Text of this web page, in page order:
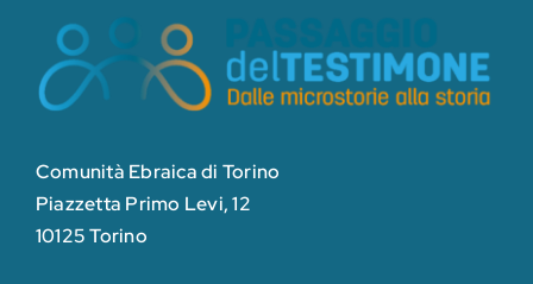
Comunità Ebraica di Torino
Piazzetta Primo Levi, 12
10125 Torino